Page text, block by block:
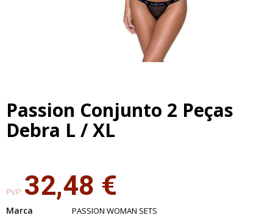
Passion Conjunto 2 Peças
Debra L / XL
PVP: 32,48 €
Marca PASSION WOMAN SETS